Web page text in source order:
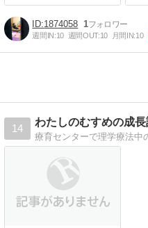
1874058 1
週間IN:10 週間OUT:10 月間IN:10
14
わたしのむすめの成
療育センターで理学療法中